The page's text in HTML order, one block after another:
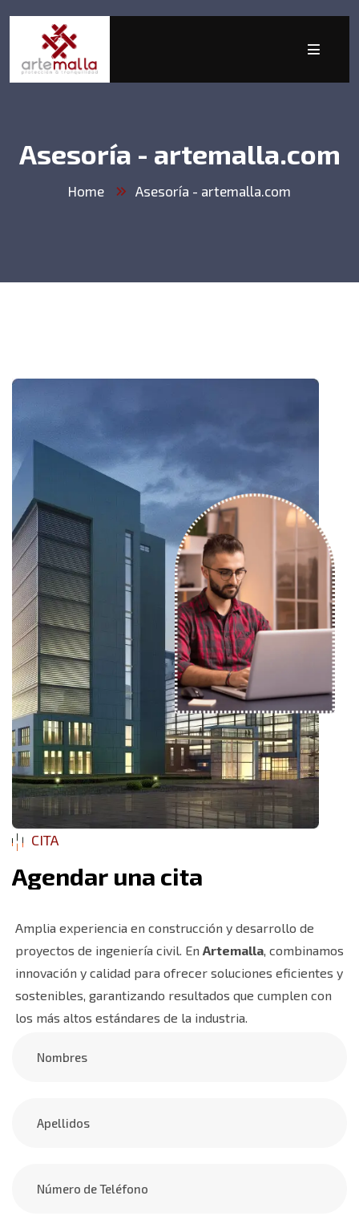
Asesoría - artemalla.com
Home Asesoría - artemalla.com
CITA
Agendar una cita
Amplia experiencia en construcción y desarrollo de
proyectos de ingeniería civil. En Artemalla, combinamos
innovación y calidad para ofrecer soluciones eficientes y
sostenibles, garantizando resultados que cumplen con
los más altos estándares de la industria.